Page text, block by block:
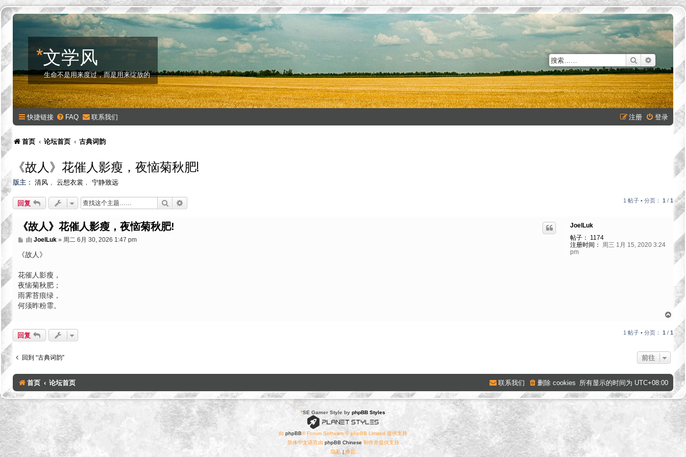
*文学风
生命不是用来度过，而是用来绽放的
搜索
快捷链接 FAQ 联系我们 登录
注册
首页 论坛首页 古典词韵
《故人》花催人影瘦，夜恼菊秋肥!
版主： 清风 ， 云想衣裳 ， 宁静致远
回复 搜索 1 帖子 • 分页： 1 / 1
JoelLuk
帖子：
1174
注册时间：
周三 1月 15, 2020 3:24
pm
《故人》花催人影瘦，夜恼菊秋肥!
帖
由 JoelLuk» 周二 6月 30, 2026 1:47 pm
《故人》
花催人影瘦，
夜恼菊秋肥；
雨霁苔痕绿，
何须昨粉霏。
回复 1 帖子 • 分页： 1 / 1
回到 “古典词韵” 前往
首页 论坛首页 所有显示的时间为 UTC+08:00
删除 cookies
联系我们
*SE Gamer Style by phpBB Styles
由 phpBB® Forum Software © phpBB Limited 提供支持
简体中文语言由 phpBB Chinese 制作并提供支持
隐私 |条款